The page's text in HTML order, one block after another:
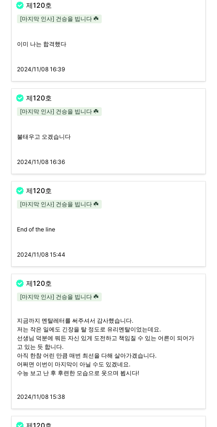
제120호
[마지막 인사] 건승을 빕니다 ☘️
이미 나는 합격했다
2024/11/08 16:39
제120호
[마지막 인사] 건승을 빕니다 ☘️
불태우고 오겠습니다
2024/11/08 16:36
제120호
[마지막 인사] 건승을 빕니다 ☘️
End of the line
2024/11/08 15:44
제120호
[마지막 인사] 건승을 빕니다 ☘️
지금까지 멘탈레터를 써주셔서 감사했습니다.
저는 작은 일에도 긴장을 탈 정도로 유리멘탈이었는데요.
선생님 덕분에 뭐든 자신 있게 도전하고 책임질 수 있는 어른이 되어가
고 있는 듯 합니다.
아직 한참 어린 만큼 매번 최선을 다해 살아가겠습니다.
어쩌면 이번이 마지막이 아닐 수도 있겠네요.
수능 보고 난 후 후련한 모습으로 웃으며 뵙시다!
2024/11/08 15:38
제120호